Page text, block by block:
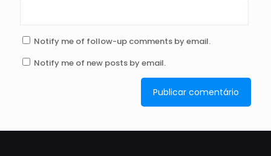
Notify me of follow-up comments by email.
Notify me of new posts by email.